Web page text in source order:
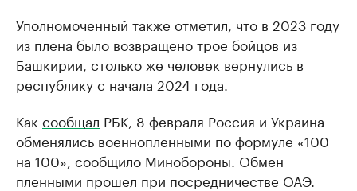
Уполномоченный также отметил, что в 2023 году
из плена было возвращено трое бойцов из
Башкирии, столько же человек вернулись в
республику с начала 2024 года.
Как сообщал РБК, 8 февраля Россия и Украина
обменялись военнопленными по формуле «100
на 100», сообщило Минобороны. Обмен
пленными прошел при посредничестве ОАЭ.